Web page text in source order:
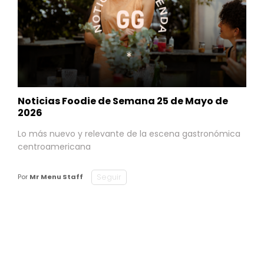
Noticias Foodie de Semana 25 de Mayo de
2026
Lo más nuevo y relevante de la escena gastronómica
centroamericana
Por Mr Menu Staff Seguir